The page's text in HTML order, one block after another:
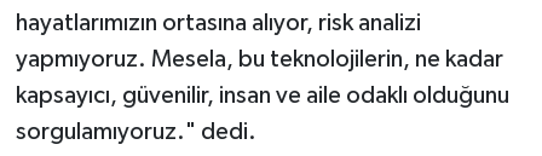
hayatlarımızın ortasına alıyor, risk analizi
yapmıyoruz. Mesela, bu teknolojilerin, ne kadar
kapsayıcı, güvenilir, insan ve aile odaklı olduğunu
sorgulamıyoruz." dedi.